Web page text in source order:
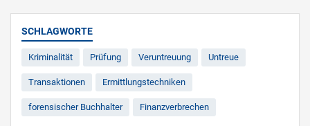
SCHLAGWORTE
Kriminalität Prüfung Veruntreuung Untreue
Transaktionen Ermittlungstechniken
forensischer Buchhalter Finanzverbrechen